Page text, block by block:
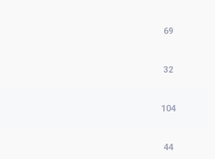
69
32
104
44